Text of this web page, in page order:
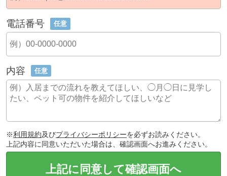
電話番号 任意
内容 任意
※利用規約及びプライバシーポリシーを必ずお読みください。
上記内容に同意いただいた場合は、確認画面へお進みください。
上記に同意して確認画面へ